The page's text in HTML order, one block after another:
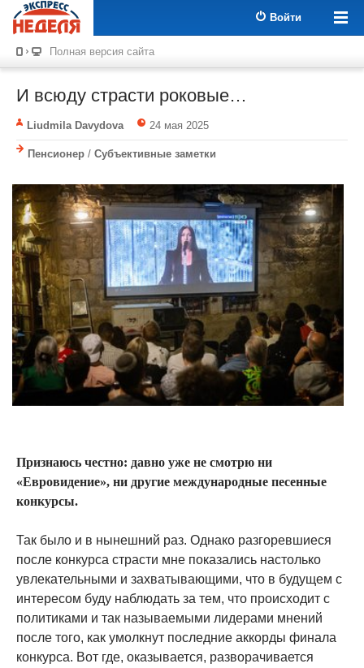
Войти
Полная версия сайта
И всюду страсти роковые…
Liudmila Davydova 24 мая 2025
Пенсионер / Субъективные заметки
Признаюсь честно: давно уже не смотрю ни
«Евровидение», ни другие международные песенные
конкурсы.
Так было и в нынешний раз. Однако разгоревшиеся
после конкурса страсти мне показались настолько
увлекательными и захватывающими, что в будущем с
интересом буду наблюдать за тем, что происходит с
политиками и так называемыми лидерами мнений
после того, как умолкнут последние аккорды финала
конкурса. Вот где, оказывается, разворачивается